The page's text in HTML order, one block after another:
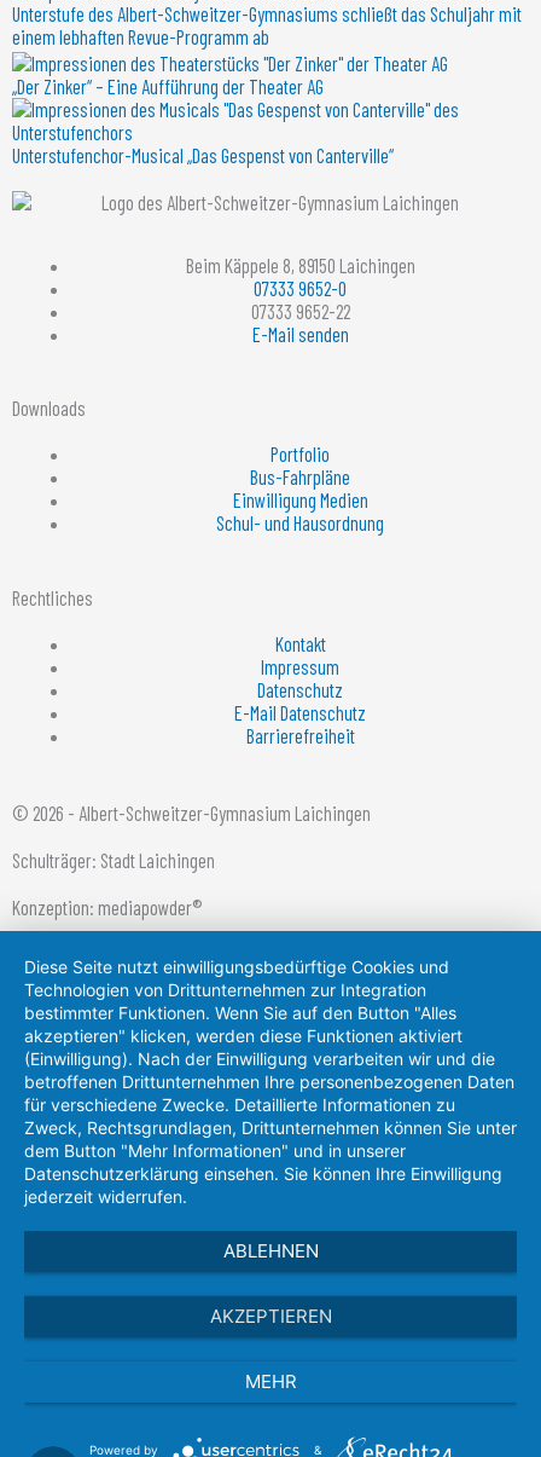
Unterstufe des Albert-Schweitzer-Gymnasiums schließt das Schuljahr mit
einem lebhaften Revue-Programm ab
„Der Zinker“ – Eine Aufführung der Theater AG
Unterstufenchor-Musical „Das Gespenst von Canterville“
Beim Käppele 8, 89150 Laichingen
07333 9652-0
07333 9652-22
E-Mail senden
Downloads
Portfolio
Bus-Fahrpläne
Einwilligung Medien
Schul- und Hausordnung
Rechtliches
Kontakt
Impressum
Datenschutz
E-Mail Datenschutz
Barrierefreiheit
© 2026 - Albert-Schweitzer-Gymnasium Laichingen
Schulträger: Stadt Laichingen
Konzeption: mediapowder®
Diese Seite nutzt einwilligungsbedürftige Cookies und
Technologien von Drittunternehmen zur Integration
bestimmter Funktionen. Wenn Sie auf den Button "Alles
akzeptieren" klicken, werden diese Funktionen aktiviert
(Einwilligung). Nach der Einwilligung verarbeiten wir und die
betroffenen Drittunternehmen Ihre personenbezogenen Daten
für verschiedene Zwecke. Detaillierte Informationen zu
Zweck, Rechtsgrundlagen, Drittunternehmen können Sie unter
dem Button "Mehr Informationen" und in unserer
Datenschutzerklärung einsehen. Sie können Ihre Einwilligung
jederzeit widerrufen.
ABLEHNEN
AKZEPTIEREN
MEHR
Powered by &